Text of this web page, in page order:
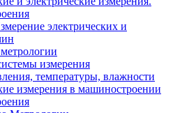
электрических и
измерения
температуры, влажности
измерения в машиностроении